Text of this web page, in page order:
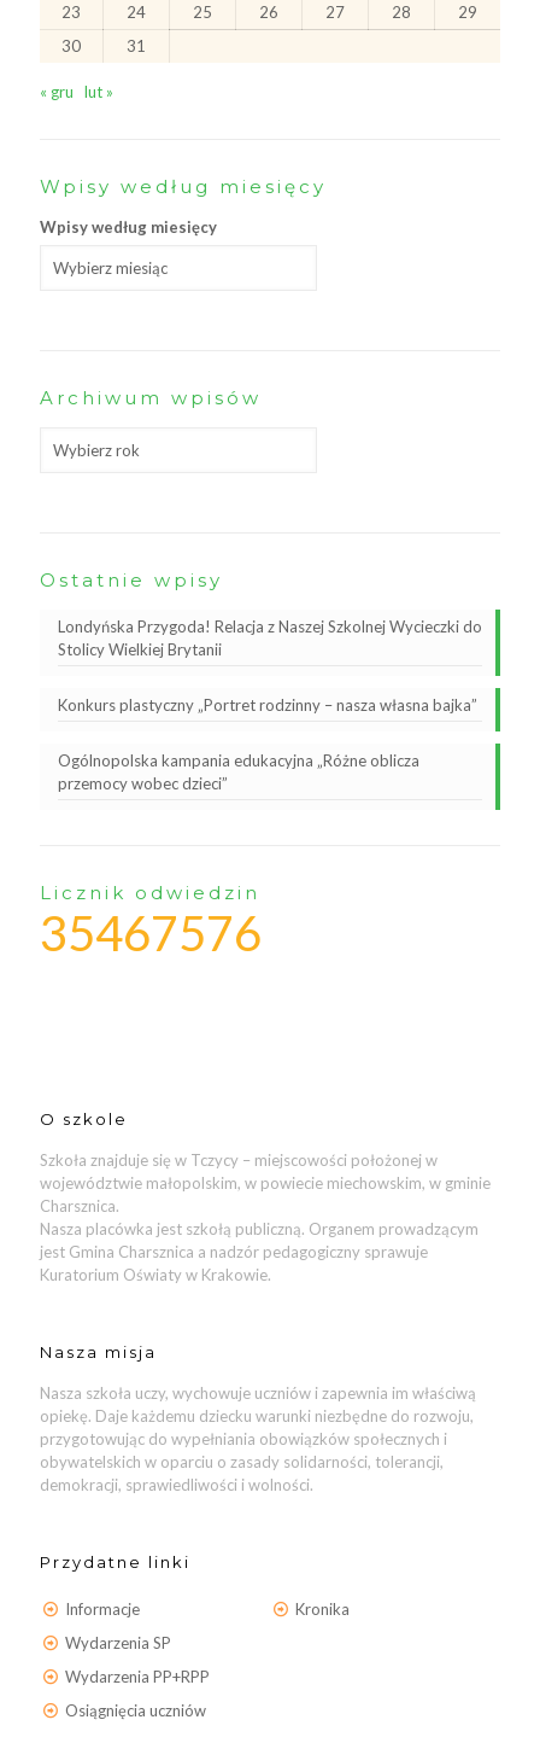
23
24 25 26 27 28
29
30
31
« gru lut »
Wpisy według miesięcy
Wpisy według miesięcy
Archiwum wpisów
Ostatnie wpisy
Londyńska Przygoda! Relacja z Naszej Szkolnej Wycieczki do
Stolicy Wielkiej Brytanii
Konkurs plastyczny „Portret rodzinny – nasza własna bajka”
Ogólnopolska kampania edukacyjna „Różne oblicza
przemocy wobec dzieci”
Licznik odwiedzin
35467576
O szkole
Szkoła znajduje się w Tczycy – miejscowości położonej w
województwie małopolskim, w powiecie miechowskim, w gminie
Charsznica.
Nasza placówka jest szkołą publiczną. Organem prowadzącym
jest Gmina Charsznica a nadzór pedagogiczny sprawuje
Kuratorium Oświaty w Krakowie.
Nasza misja
Nasza szkoła uczy, wychowuje uczniów i zapewnia im właściwą
opiekę. Daje każdemu dziecku warunki niezbędne do rozwoju,
przygotowując do wypełniania obowiązków społecznych i
obywatelskich w oparciu o zasady solidarności, tolerancji,
demokracji, sprawiedliwości i wolności.
Przydatne linki
Informacje
Wydarzenia SP
Wydarzenia PP+RPP
Osiągnięcia uczniów
Kronika